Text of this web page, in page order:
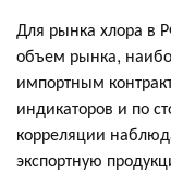
Для рынка хлора в
объем рынка,
импортным
индикаторов и по
корреляции
экспортную